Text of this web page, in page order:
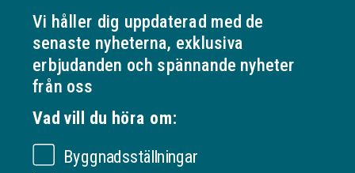
Kundservice i högklass
Personlig, vänlig och kompetent
OM VERKSAMHETEN
Vi håller dig uppdaterad med de
senaste nyheterna, exklusiva
erbjudanden och spännande nyheter
från oss
Vad vill du höra om:
Byggnadsställningar